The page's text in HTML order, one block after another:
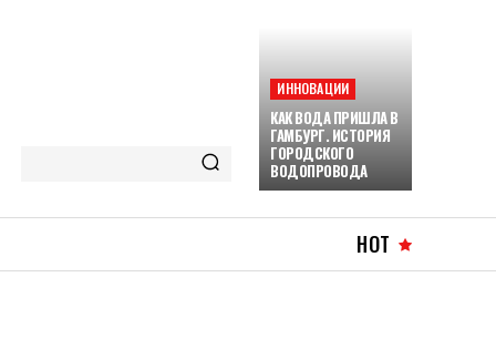
ИННОВАЦИИ
КАК ВОДА ПРИШЛА В
ГАМБУРГ. ИСТОРИЯ
ГОРОДСКОГО
ВОДОПРОВОДА
HOT